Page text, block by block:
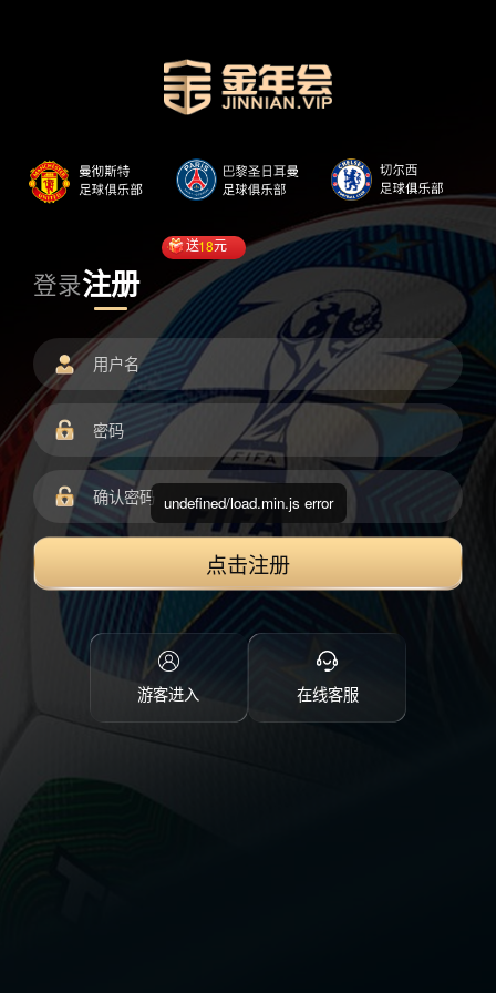
登录注册
送18元
点击注册
游客进入 在线客服
undefined/load.min.js error